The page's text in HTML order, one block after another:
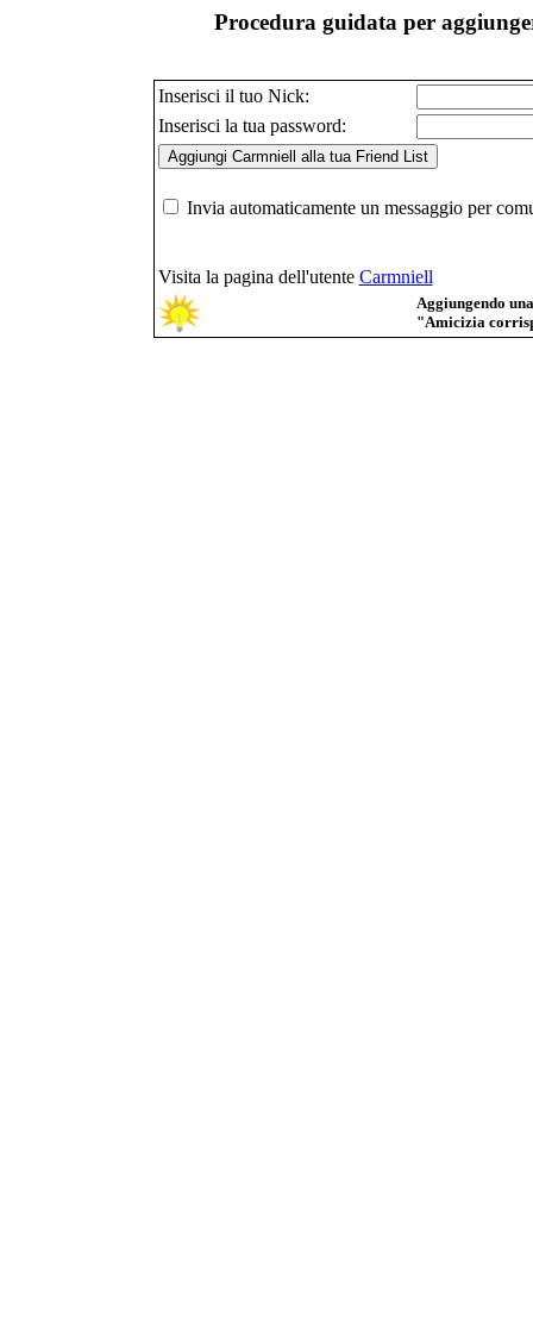
Procedura guidata per
Inserisci il tuo Nick:
Inserisci la tua password:
Invia automaticamente un messaggio per
Visita la pagina dell'utente Carmniell
Aggiungendo
"Amicizia